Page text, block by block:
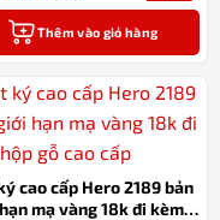
Thêm vào giỏ hàng
cao cấp Hero 2189 bản
mạ vàng 18k đi kèm